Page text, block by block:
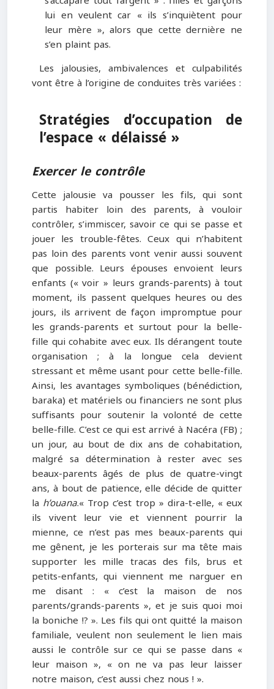
lui en veulent car « ils s’inquiètent pour
leur mère », alors que cette dernière ne
s’en plaint pas.
Les jalousies, ambivalences et culpabilités
vont être à l’origine de conduites très variées :
Stratégies d’occupation de
l’espace « délaissé »
Exercer le contrôle
Cette jalousie va pousser les fils, qui sont
partis habiter loin des parents, à vouloir
contrôler, s’immiscer, savoir ce qui se passe et
jouer les trouble-fêtes. Ceux qui n’habitent
pas loin des parents vont venir aussi souvent
que possible. Leurs épouses envoient leurs
enfants (« voir » leurs grands-parents) à tout
moment, ils passent quelques heures ou des
jours, ils arrivent de façon impromptue pour
les grands-parents et surtout pour la belle-
fille qui cohabite avec eux. Ils dérangent toute
organisation ; à la longue cela devient
stressant et même usant pour cette belle-fille.
Ainsi, les avantages symboliques (bénédiction,
baraka) et matériels ou financiers ne sont plus
suffisants pour soutenir la volonté de cette
belle-fille. C’est ce qui est arrivé à Nacéra (FB) ;
un jour, au bout de dix ans de cohabitation,
malgré sa détermination à rester avec ses
beaux-parents âgés de plus de quatre-vingt
ans, à bout de patience, elle décide de quitter
la h’ouana.« Trop c’est trop » dira-t-elle, « eux
ils vivent leur vie et viennent pourrir la
mienne, ce n’est pas mes beaux-parents qui
me gênent, je les porterais sur ma tête mais
supporter les mille tracas des fils, brus et
petits-enfants, qui viennent me narguer en
me disant : « c’est la maison de nos
parents/grands-parents », et je suis quoi moi
la boniche !? ». Les fils qui ont quitté la maison
familiale, veulent non seulement le lien mais
aussi le contrôle sur ce qui se passe dans «
leur maison », « on ne va pas leur laisser
notre maison, c’est aussi chez nous ! ».